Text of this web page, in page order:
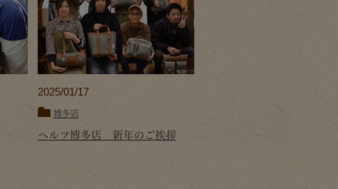
2025/01/17
博多店
ヘルツ博多店 新年のご挨拶